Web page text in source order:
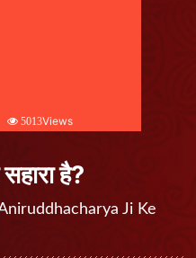
5013Views
है?
Aniruddhacharya Ji Ke